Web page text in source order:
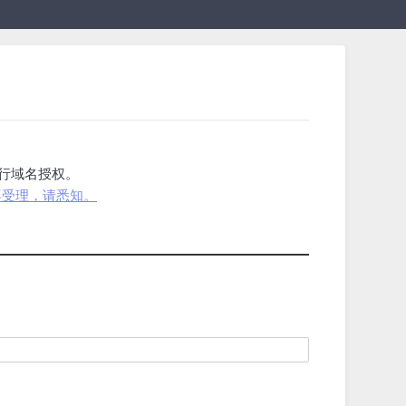
域名授权。
理，请悉知。